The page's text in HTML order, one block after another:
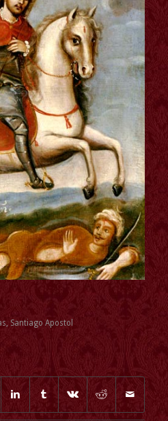
Santiago Apostol